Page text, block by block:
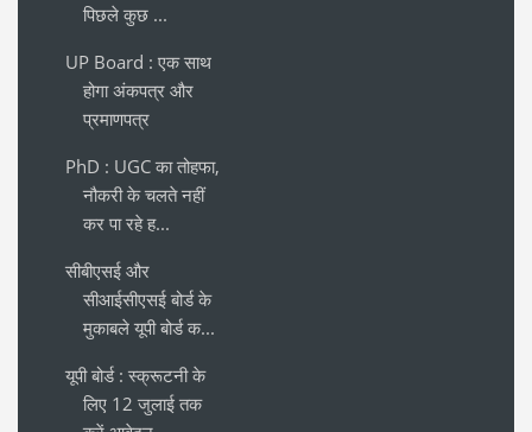
पिछले कुछ ...
UP Board : एक साथ
होगा अंकपत्र और
प्रमाणपत्र
PhD : UGC का तोहफा,
नौकरी के चलते नहीं
कर पा रहे ह...
सीबीएसई और
सीआईसीएसई बोर्ड के
मुकाबले यूपी बोर्ड क...
यूपी बोर्ड : स्क्रूटनी के
लिए 12 जुलाई तक